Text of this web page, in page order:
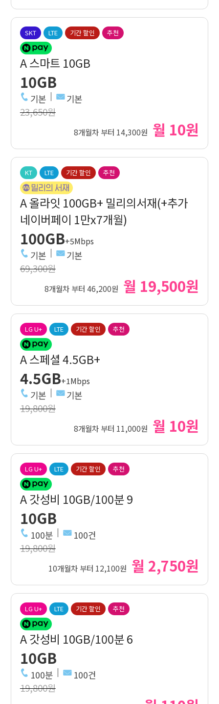
SKT LTE 기간 할인 추천
A 스마트 10GB
10GB
기본 기본
23,650원
8개월차 부터 14,300원 월 10원
KT LTE 기간 할인 추천
A 올라잇 100GB+ 밀리의서재(+추가
네이버페이 1만x7개월)
100GB+5Mbps
기본 기본
69,300원
8개월차 부터 46,200원 월 19,500원
LG U+ LTE 기간 할인 추천
A 스페셜 4.5GB+
4.5GB+1Mbps
기본 기본
19,800원
8개월차 부터 11,000원 월 10원
LG U+ LTE 기간 할인 추천
A 갓성비 10GB/100분 9
10GB
100분 100건
19,800원
10개월차 부터 12,100원 월 2,750원
LG U+ LTE 기간 할인 추천
A 갓성비 10GB/100분 6
10GB
100분 100건
19,800원